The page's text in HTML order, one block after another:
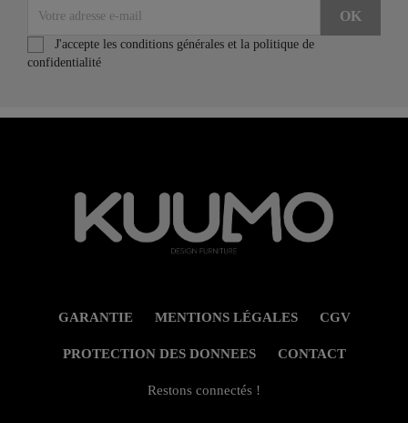
J'accepte les conditions générales et la politique de
confidentialité
GARANTIE MENTIONS LÉGALES CGV
PROTECTION DES DONNEES CONTACT
Restons connectés !